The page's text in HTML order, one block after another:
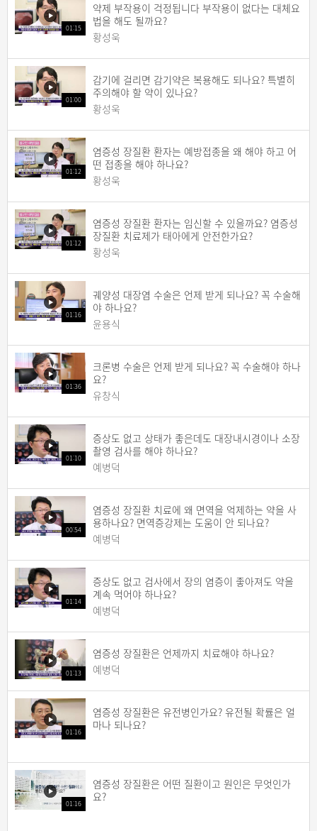
01:15
약제 부작용이 걱정됩니다 부작용이 없다는 대체요
법을 해도 될까요?
황성욱
01:00
감기에 걸리면 감기약은 복용해도 되나요? 특별히
주의해야 할 약이 있나요?
황성욱
01:12
염증성 장질환 환자는 예방접종을 왜 해야 하고 어
떤 접종을 해야 하나요?
황성욱
01:12
염증성 장질환 환자는 임신할 수 있을까요? 염증성
장질환 치료제가 태아에게 안전한가요?
황성욱
01:16
궤양성 대장염 수술은 언제 받게 되나요? 꼭 수술해
야 하나요?
윤용식
01:36
크론병 수술은 언제 받게 되나요? 꼭 수술해야 하나
요?
유창식
01:10
증상도 없고 상태가 좋은데도 대장내시경이나 소장
촬영 검사를 해야 하나요?
예병덕
00:54
염증성 장질환 치료에 왜 면역을 억제하는 약을 사
용하나요? 면역증강제는 도움이 안 되나요?
예병덕
01:14
증상도 없고 검사에서 장의 염증이 좋아져도 약을
계속 먹어야 하나요?
예병덕
01:13
염증성 장질환은 언제까지 치료해야 하나요?
예병덕
01:16
염증성 장질환은 유전병인가요? 유전될 확률은 얼
마나 되나요?
01:16
염증성 장질환은 어떤 질환이고 원인은 무엇인가
요?